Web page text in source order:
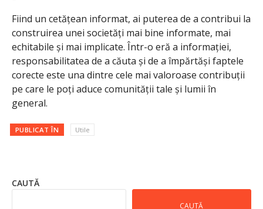
Fiind un cetățean informat, ai puterea de a contribui la
construirea unei societăți mai bine informate, mai
echitabile și mai implicate. Într-o eră a informației,
responsabilitatea de a căuta și de a împărtăși faptele
corecte este una dintre cele mai valoroase contribuții
pe care le poți aduce comunității tale și lumii în
general.
PUBLICAT ÎN Utile
CAUTĂ
CAUTĂ